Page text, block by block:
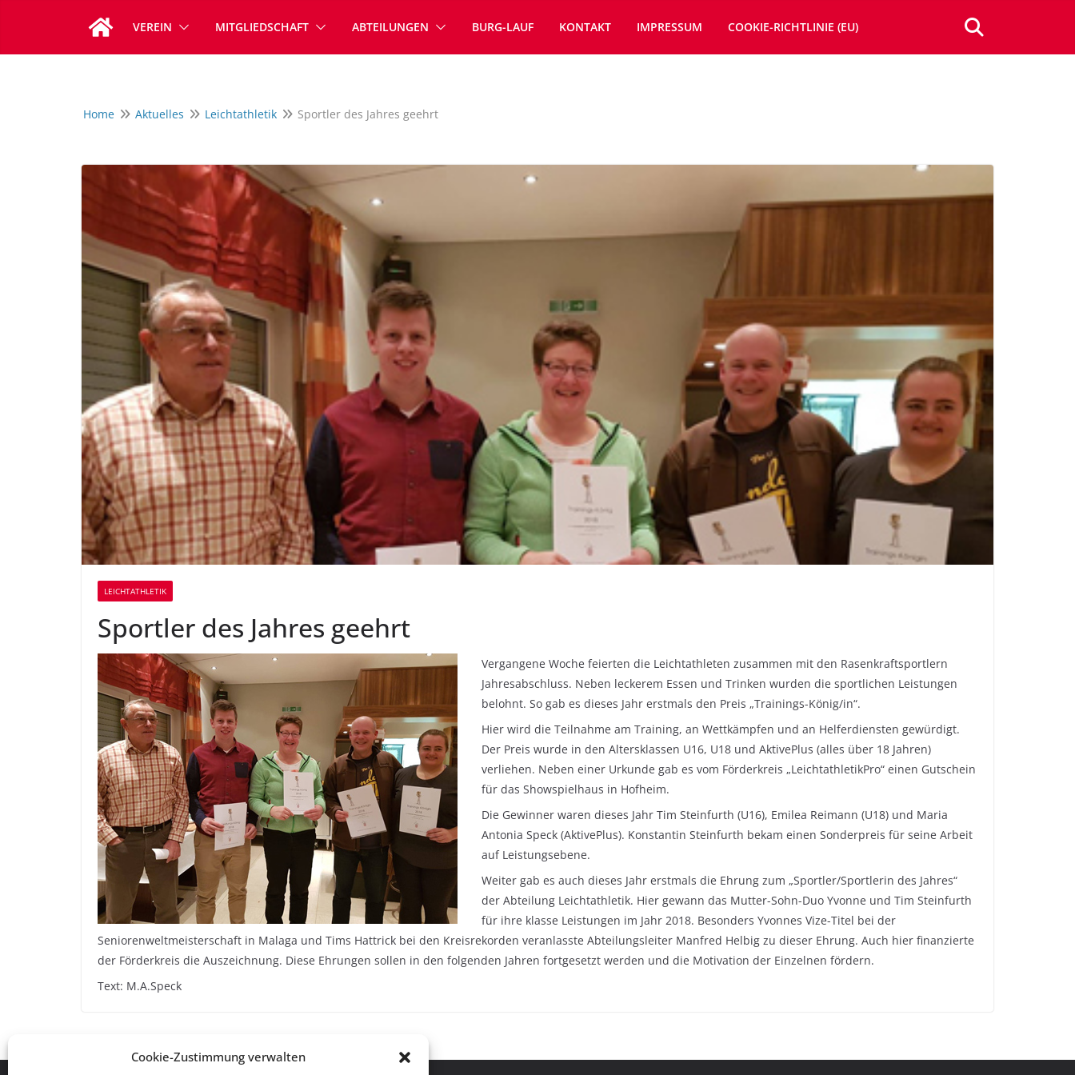
Cookie-Zustimmung verwalten
springen
VEREIN MITGLIEDSCHAFT ABTEILUNGEN BURG-LAUF KONTAKT IMPRESSUM COOKIE-RICHTLINIE (EU)
Home Aktuelles Leichtathletik Sportler des Jahres geehrt
LEICHTATHLETIK
Sportler des Jahres geehrt
Vergangene Woche feierten die Leichtathleten zusammen mit den Rasenkraftsportlern
Jahresabschluss. Neben leckerem Essen und Trinken wurden die sportlichen Leistungen
belohnt. So gab es dieses Jahr erstmals den Preis „Trainings-König/in“.
Hier wird die Teilnahme am Training, an Wettkämpfen und an Helferdiensten gewürdigt.
Der Preis wurde in den Altersklassen U16, U18 und AktivePlus (alles über 18 Jahren)
verliehen. Neben einer Urkunde gab es vom Förderkreis „LeichtathletikPro“ einen Gutschein
für das Showspielhaus in Hofheim.
Die Gewinner waren dieses Jahr Tim Steinfurth (U16), Emilea Reimann (U18) und Maria
Antonia Speck (AktivePlus). Konstantin Steinfurth bekam einen Sonderpreis für seine Arbeit
auf Leistungsebene.
Weiter gab es auch dieses Jahr erstmals die Ehrung zum „Sportler/Sportlerin des Jahres“
der Abteilung Leichtathletik. Hier gewann das Mutter-Sohn-Duo Yvonne und Tim Steinfurth
für ihre klasse Leistungen im Jahr 2018. Besonders Yvonnes Vize-Titel bei der
Seniorenweltmeisterschaft in Malaga und Tims Hattrick bei den Kreisrekorden veranlasste Abteilungsleiter Manfred Helbig zu dieser Ehrung. Auch hier finanzierte
der Förderkreis die Auszeichnung. Diese Ehrungen sollen in den folgenden Jahren fortgesetzt werden und die Motivation der Einzelnen fördern.
Text: M.A.Speck